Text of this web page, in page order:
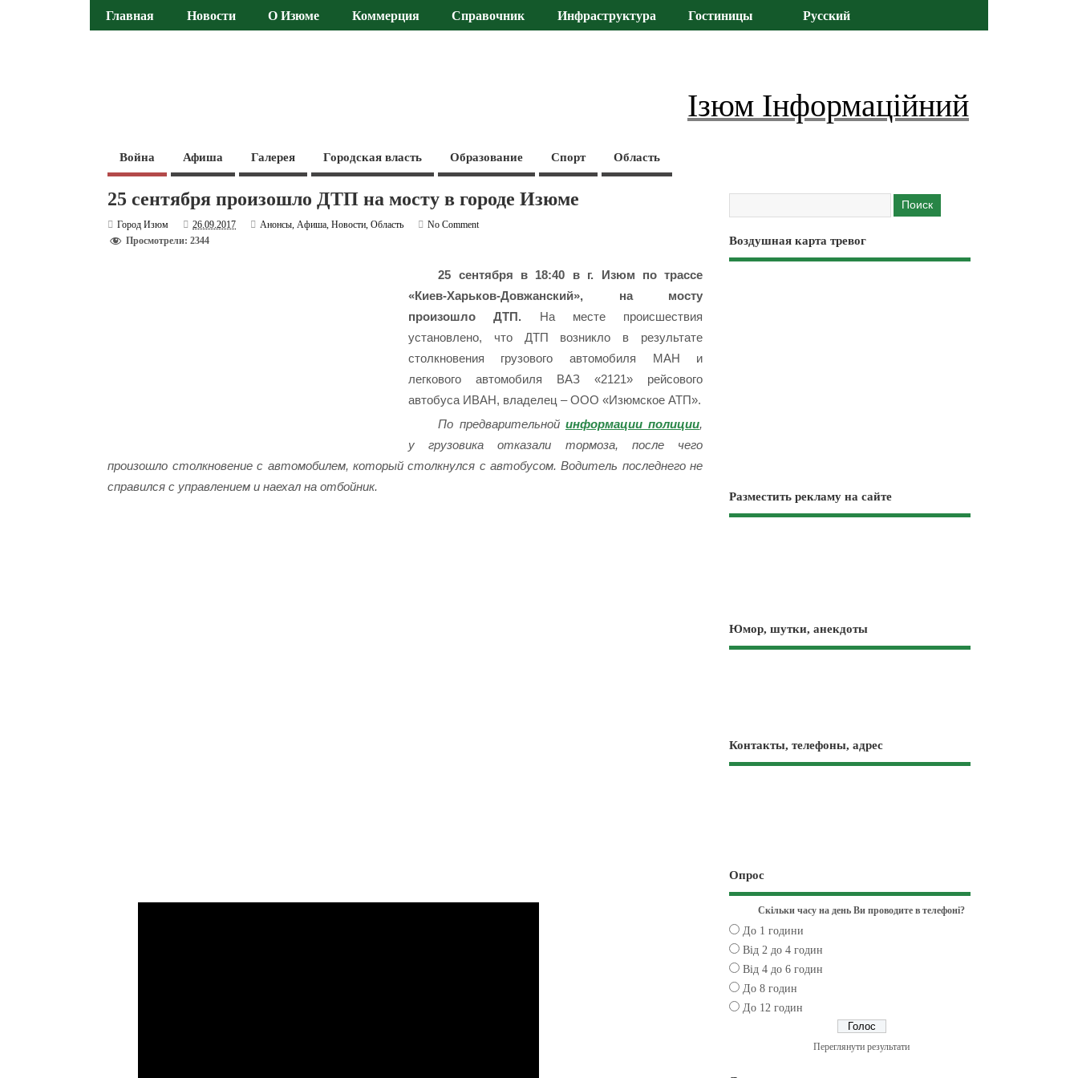
Главная Новости О Изюме Коммерция Справочник Инфраструктура Гостиницы Русский
Ізюм Інформаційний
Война Афиша Галерея Городская власть Образование Спорт Область
25 сентября произошло ДТП на мосту в городе Изюме
Город Изюм 26.09.2017 Анонсы,Афиша,Новости,Область
No Comment
Просмотрели: 2344
25 сентября в 18:40 в г. Изюм по трассе
«Киев-Харьков-Довжанский», на мосту
произошло ДТП. На месте происшествия
установлено, что ДТП возникло в результате
столкновения грузового автомобиля МАН и
легкового автомобиля ВАЗ «2121» рейсового
автобуса ИВАН, владелец – ООО «Изюмское АТП».
По предварительной информации полиции,
у грузовика отказали тормоза, после чего
произошло столкновение с автомобилем, который столкнулся с автобусом. Водитель последнего не
справился с управлением и наехал на отбойник.
Воздушная карта тревог
Разместить рекламу на сайте
Юмор, шутки, анекдоты
Контакты, телефоны, адрес
Опрос
Скільки часу на день Ви проводите в телефоні?
До 1 години
Від 2 до 4 годин
Від 4 до 6 годин
До 8 годин
До 12 годин
Переглянути результати